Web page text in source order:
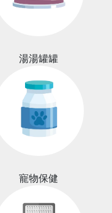
湯湯罐罐
寵物保健